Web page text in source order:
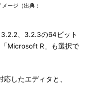
ージ（出典：
、3.2.3の64ビット
Microsoft R」も選択で
したエディタと、